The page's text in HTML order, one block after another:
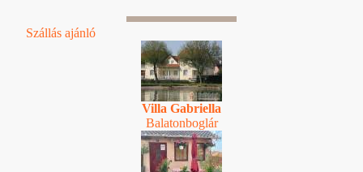
Szállás ajánló
Villa Gabriella
Balatonboglár